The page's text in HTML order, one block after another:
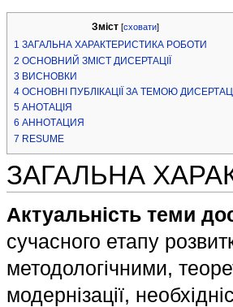
Зміст [сховати]
1 ЗАГАЛЬНА ХАРАКТЕРИСТИКА РОБОТИ
2 ОСНОВНИЙ ЗМІСТ ДИСЕРТАЦІЇ
3 ВИСНОВКИ
4 ОСНОВНІ ПУБЛІКАЦІЇ ЗА ТЕМОЮ
5 АНОТАЦІЯ
6 АННОТАЦИЯ
7 RESUME
ЗАГАЛЬНА
Актуальність теми
сучасного етапу
методологічними,
модернізації,